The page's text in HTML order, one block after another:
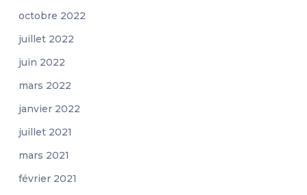
octobre 2022
juillet 2022
juin 2022
mars 2022
janvier 2022
juillet 2021
mars 2021
février 2021